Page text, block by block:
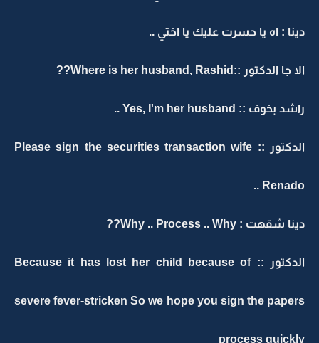
دينا : اه يا حسرت عليك يا اختي ..
الا جا الدكتور ::Where is her husband, Rashid??
راشد بخوف :: Yes, I'm her husband ..
الدكتور :: Please sign the securities transaction wife
Renado ..
دينا شقهت : Why .. Process .. Why??
الدكتور :: Because it has lost her child because of
severe fever-stricken So we hope you sign the papers
process quickly